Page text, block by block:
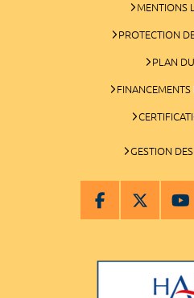
MENTIONS
PROTECTION
PLAN
FINANCEMENTS
GESTION